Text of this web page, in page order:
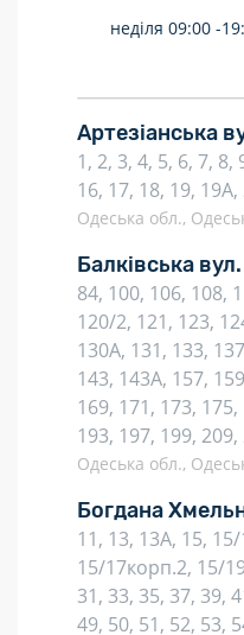
неділя 09:00 -
Артезіанська
1, 2, 3, 4, 5, 6, 7, 8,
16, 17, 18, 19, 19А,
Одеська обл.,
Балківська вул.
84, 100, 106, 108,
120/2, 121, 123,
130А, 131, 133,
143, 143А, 157,
169, 171, 173,
193, 197, 199, 209,
Одеська обл.,
Богдана
11, 13, 13А, 15,
15/17корп.2, 15/
31, 33, 35, 37, 39,
49, 50, 51, 52, 53,